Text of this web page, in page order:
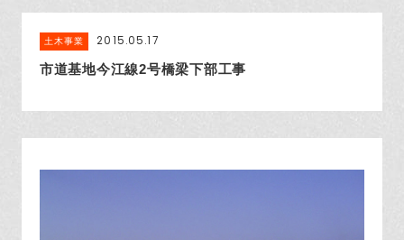
土木事業
2015.05.17
市道基地今江線2号橋梁下部工事